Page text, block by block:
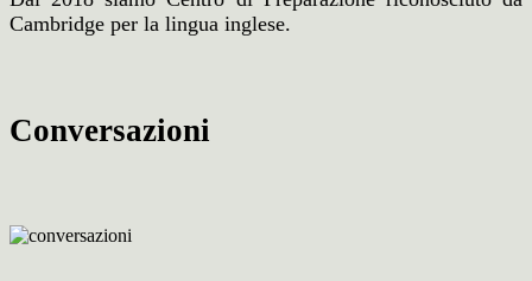
Cambridge per la lingua inglese.
Conversazioni